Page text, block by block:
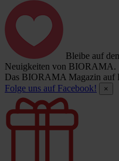
Bleibe auf
Neuigkeiten von BIORAMA.
Das BIORAMA Magazin auf
Folge uns auf Facebook!
×